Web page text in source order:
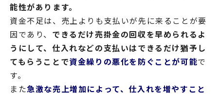
能性があります。
資金不足は、売上よりも支払いが先に来ることが要
因であり、 できるだけ売掛金の回収を早められるよ
うにして、仕入れなどの支払いはできるだけ猶予し
てもらうことで資金繰りの悪化を防ぐことが可能で
す。
また急激な売上増加によって、仕入れを増やすこと